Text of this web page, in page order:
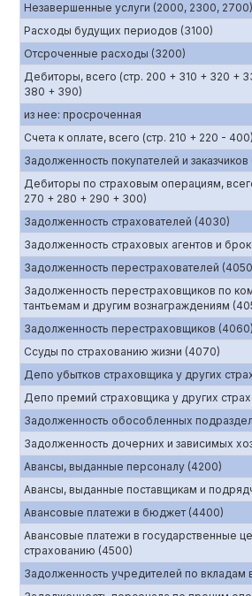
Незавершенные услуги (2000, 2300, 2700)
Расходы будущих периодов (3100)
Отсроченные расходы (3200)
Дебиторы, всего (стр. 200 + 310 + 320 +
380 + 390)
из нее: просроченная
Счета к оплате, всего (стр. 210 + 220 - 400)
Задолженность покупателей и
Дебиторы по страховым операциям,
270 + 280 + 290 + 300)
Задолженность страхователей (4030)
Задолженность страховых агентов и
Задолженность перестрахователей
Задолженность перестраховщиков по
тантьемам и другим вознаграждениям
Задолженность перестраховщиков (4060)
Ссуды по страхованию жизни (4070)
Депо убытков страховщика у других
Депо премий страховщика у других
Задолженность обособленных
Задолженность дочерних и зависимых
Авансы, выданные персоналу (4200)
Авансы, выданные поставщикам и
Авансовые платежи в бюджет (4400)
Авансовые платежи в государственные
страхованию (4500)
Задолженность учредителей по вкладам